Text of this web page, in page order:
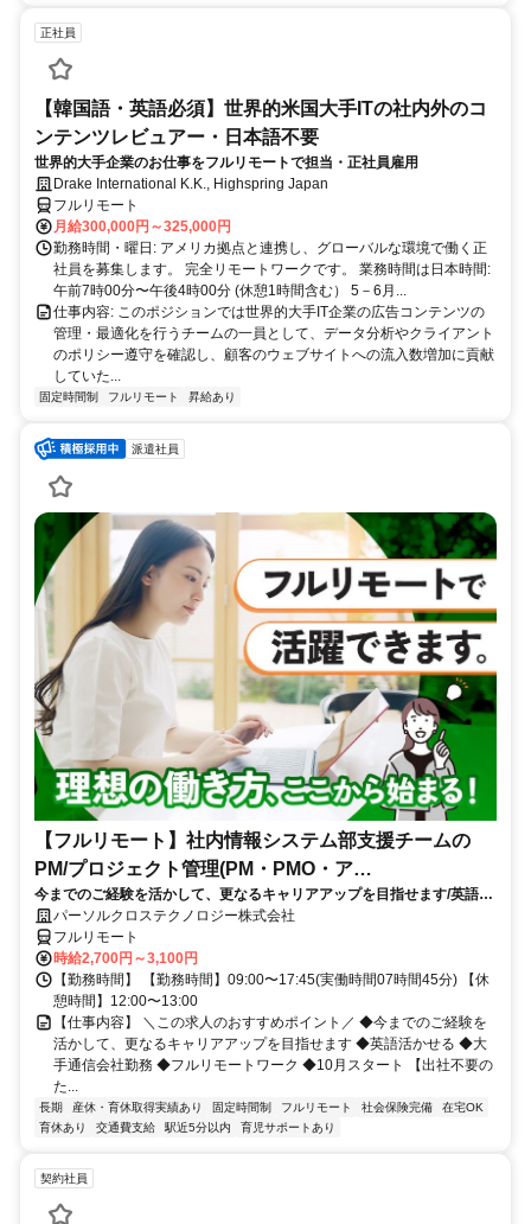
正社員
【韓国語・英語必須】世界的米国大手ITの社内外のコ
ンテンツレビュアー・日本語不要
世界的大手企業のお仕事をフルリモートで担当・正社員雇用
Drake International K.K., Highspring Japan
フルリモート
月給300,000円～325,000円
勤務時間・曜日: アメリカ拠点と連携し、グローバルな環境で働く正
社員を募集します。 完全リモートワークです。 業務時間は日本時間:
午前7時00分〜午後4時00分 (休憩1時間含む） 5－6月...
仕事内容: このポジションでは世界的大手IT企業の広告コンテンツの
管理・最適化を行うチームの一員として、データ分析やクライアント
のポリシー遵守を確認し、顧客のウェブサイトへの流入数増加に貢献
していた...
固定時間制 フルリモート 昇給あり
派遣社員
【フルリモート】社内情報システム部支援チームの
PM/プロジェクト管理(PM・PMO・ア
シ)_N260774362
今までのご経験を活かして、更なるキャリアアップを目指せます/英語活
かせる/大手通信会社勤務/フルリモートワーク/10月スタート
パーソルクロステクノロジー株式会社
フルリモート
時給2,700円～3,100円
【勤務時間】 【勤務時間】09:00〜17:45(実働時間07時間45分) 【休
憩時間】12:00〜13:00
【仕事内容】 ＼この求人のおすすめポイント／ ◆今までのご経験を
活かして、更なるキャリアアップを目指せます ◆英語活かせる ◆大
手通信会社勤務 ◆フルリモートワーク ◆10月スタート 【出社不要の
た...
長期 産休・育休取得実績あり 固定時間制 フルリモート 社会保険完備
在宅OK
育休あり
交通費支給 駅近5分以内 育児サポートあり
契約社員